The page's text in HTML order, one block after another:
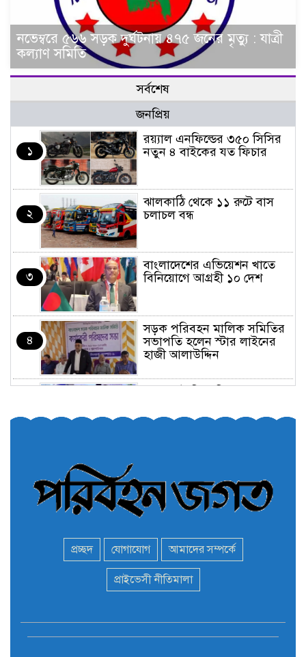
নভেম্বরে ৫৬৬ সড়ক দুর্ঘটনায় ৪৭৫ জনের মৃত্যু : যাত্রী
কল্যাণ সমিতি
সর্বশেষ
জনপ্রিয়
১
র‌য়্যাল এনফিল্ডের ৩৫০ সিসির
নতুন ৪ বাইকের যত ফিচার
২
ঝালকাঠি থেকে ১১ রুটে বাস
চলাচল বন্ধ
৩
বাংলাদেশের এভিয়েশন খাতে
বিনিয়োগে আগ্রহী ১০ দেশ
৪
সড়ক পরিবহন মালিক সমিতির
সভাপতি হলেন স্টার লাইনের
হাজী আলাউদ্দিন
অনির্দিষ্টকালের জন্য বাংলাদেশে
মন্ত্রী এমপিদের দেশত্যাগের
হিড়িক : নিরাপদ আশ্রয়ে
বাস ড্রাইভার নিকোলাস মাদুরো
প্রচ্ছদ যোগাযোগ আমাদের সম্পর্কে
প্রাইভেসী নীতিমালা